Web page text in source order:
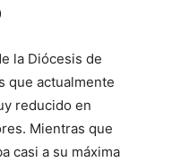
la Diócesis de
que actualmente
reducido en
Mientras que
casi a su máxima